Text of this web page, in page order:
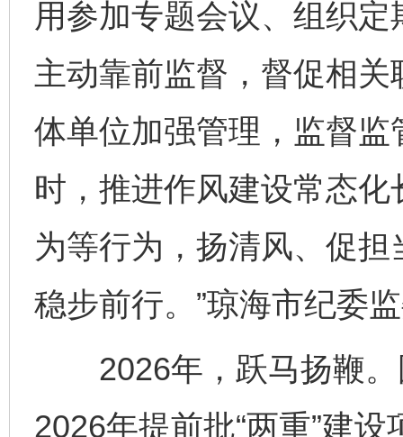
用参加专题会议、组织
主动靠前监督，督促相
体单位加强管理，监督
时，推进作风建设常态
为等行为，扬清风、促担
稳步前行。”琼海市纪委
2026年，跃马扬鞭。
2026年提前批“两重”建